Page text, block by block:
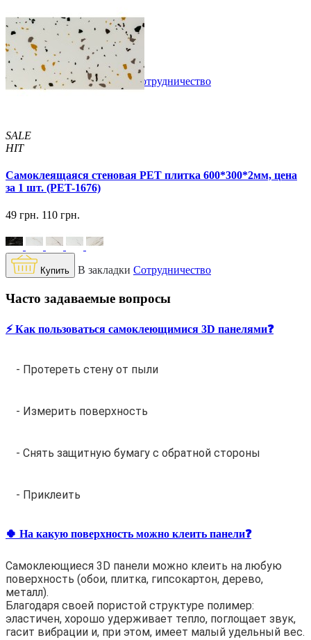
129 грн. /шт 160 грн. /шт
Купить В закладки Сотрудничество
SALE
HIT
Самоклеящаяся стеновая PET плитка 600*300*2мм, цена
за 1 шт. (PET-1676)
49 грн. 110 грн.
Купить В закладки Сотрудничество
Часто задаваемые вопросы
⚡️ Как пользоваться самоклеющимися 3D панелями❓
- Протереть стену от пыли
- Измерить поверхность
- Снять защитную бумагу с обратной стороны
- Приклеить
🍀 На какую поверхность можно клеить панели❓
Самоклеющиеся 3D панели можно клеить на любую
поверхность (обои, плитка, гипсокартон, дерево,
металл).
Благодаря своей пористой структуре полимер:
эластичен, хорошо удерживает тепло, поглощает звук,
гасит вибрации и, при этом, имеет малый удельный вес.